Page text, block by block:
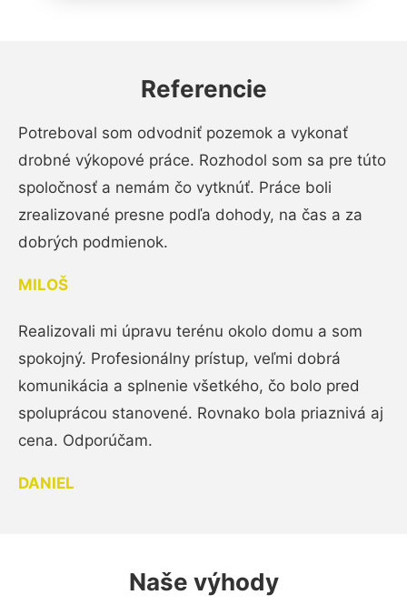
Referencie
Potreboval som odvodniť pozemok a vykonať
drobné výkopové práce. Rozhodol som sa pre túto
spoločnosť a nemám čo vytknúť. Práce boli
zrealizované presne podľa dohody, na čas a za
dobrých podmienok.
MILOŠ
Realizovali mi úpravu terénu okolo domu a som
spokojný. Profesionálny prístup, veľmi dobrá
komunikácia a splnenie všetkého, čo bolo pred
spoluprácou stanovené. Rovnako bola priaznivá aj
cena. Odporúčam.
DANIEL
Naše výhody